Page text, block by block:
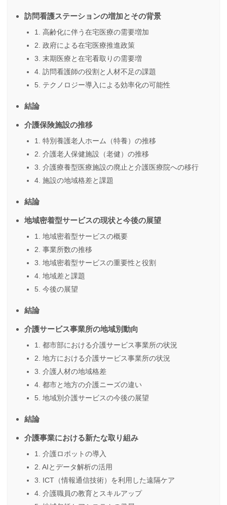
訪問看護ステーションの増加とその背景
1. 高齢化に伴う在宅医療の需要増加
2. 政府による在宅医療推進政策
3. 末期医療と在宅看取りの需要増
4. 訪問看護師の役割と人材不足の課題
5. テクノロジー導入による効率化の可能性
結論
介護保険施設の推移
1. 特別養護老人ホーム（特養）の推移
2. 介護老人保健施設（老健）の推移
3. 介護療養型医療施設の廃止と介護医療院への移行
4. 施設の地域格差と課題
結論
地域密着型サービスの現状と今後の展望
1. 地域密着型サービスの概要
2. 事業所数の推移
3. 地域密着型サービスの重要性と役割
4. 地域差と課題
5. 今後の展望
結論
介護サービス事業所の地域別動向
1. 都市部における介護サービス事業所の状況
2. 地方における介護サービス事業所の状況
3. 介護人材の地域格差
4. 都市と地方の介護ニーズの違い
5. 地域別介護サービスの今後の展望
結論
介護事業における新たな取り組み
1. 介護ロボットの導入
2. AIとデータ解析の活用
3. ICT（情報通信技術）を利用した遠隔ケア
4. 介護職員の教育とスキルアップ